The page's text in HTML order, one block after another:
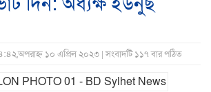
১০ এপ্রিল ২০২৩ | সংবাদটি ১১৭ বার পঠিত